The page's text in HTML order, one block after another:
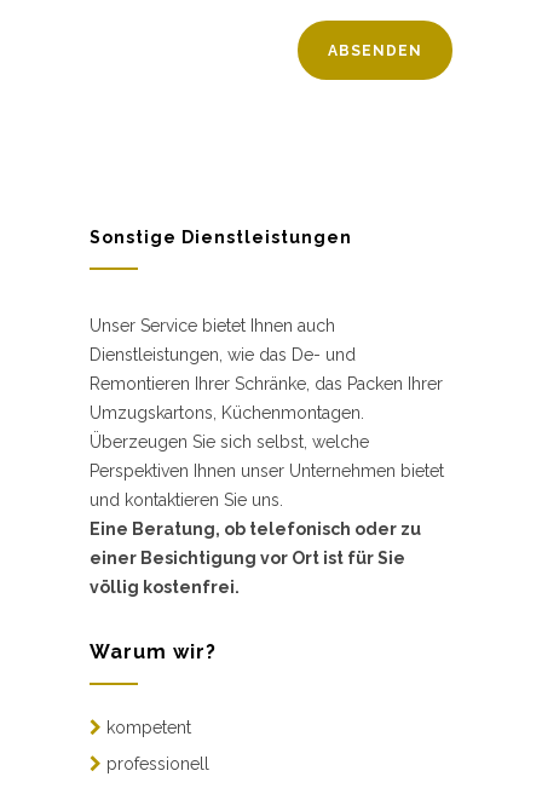
Sonstige Dienstleistungen
Unser Service bietet Ihnen auch
Dienstleistungen, wie das De- und
Remontieren Ihrer Schränke, das Packen Ihrer
Umzugskartons, Küchenmontagen.
Überzeugen Sie sich selbst, welche
Perspektiven Ihnen unser Unternehmen bietet
und kontaktieren Sie uns.
Eine Beratung, ob telefonisch oder zu
einer Besichtigung vor Ort ist für Sie
völlig kostenfrei.
Warum wir?
kompetent
professionell